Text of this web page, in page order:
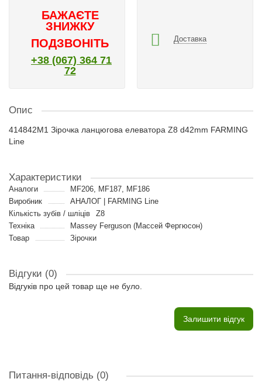
БАЖАЄТЕ
ЗНИЖКУ
ПОДЗВОНІТЬ
+38 (067) 364 71
72
Доставка
Опис
414842M1 Зірочка ланцюгова елеватора Z8 d42mm FARMING
Line
Характеристики
Аналоги
MF206, MF187, MF186
Виробник
АНАЛОГ | FARMING Line
Кількість зубів / шліців
Z8
Техніка
Massey Ferguson (Массей Фергюсон)
Товар
Зірочки
Відгуки (0)
Відгуків про цей товар ще не було.
Залишити відгук
Питання-відповідь (0)